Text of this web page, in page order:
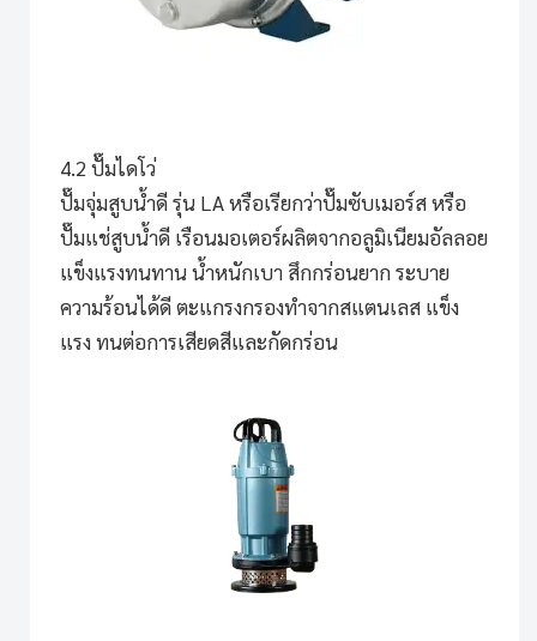
4.2 ปั๊มไดโว่
ปั๊มจุ่มสูบน้ำดี รุ่น LAหรือเรียกว่าปั๊มซับเมอร์ส หรือ
ปั๊มแช่สูบน้ำดี เรือนมอเตอร์ผลิตจากอลูมิเนียมอัลลอย
แข็งแรงทนทาน น้ำหนักเบา สึกกร่อนยาก ระบาย
ความร้อนได้ดี ตะแกรงกรองทำจากสแตนเลส แข็ง
แรง ทนต่อการเสียดสีและกัดกร่อน